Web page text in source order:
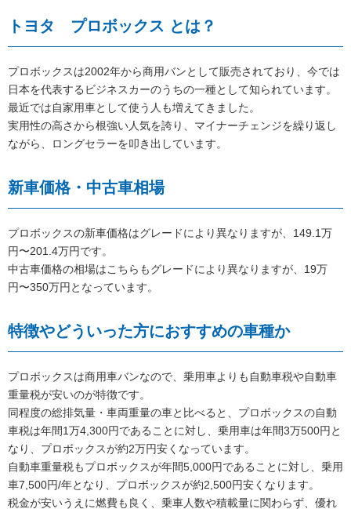
トヨタ プロボックス とは？
プロボックスは2002年から商用バンとして販売されており、今では
日本を代表するビジネスカーのうちの一種として知られています。
最近では自家用車として使う人も増えてきました。
実用性の高さから根強い人気を誇り、マイナーチェンジを繰り返し
ながら、ロングセラーを叩き出しています。
新車価格・中古車相場
プロボックスの新車価格はグレードにより異なりますが、149.1万
円〜201.4万円です。
中古車価格の相場はこちらもグレードにより異なりますが、19万
円〜350万円となっています。
特徴やどういった方におすすめの車種か
プロボックスは商用車バンなので、乗用車よりも自動車税や自動車
重量税が安いのが特徴です。
同程度の総排気量・車両重量の車と比べると、プロボックスの自動
車税は年間1万4,300円であることに対し、乗用車は年間3万500円と
なり、プロボックスが約2万円安くなっています。
自動車重量税もプロボックスが年間5,000円であることに対し、乗用
車7,500円/年となり、プロボックスが約2,500円安くなります。
税金が安いうえに燃費も良く、乗車人数や積載量に関わらず、優れ